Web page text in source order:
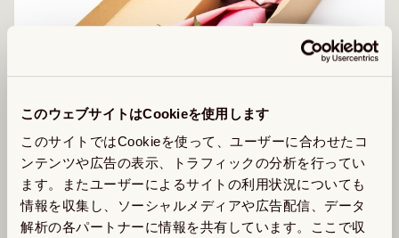
このウェブサイトはCookieを使用します
このサイトではCookieを使って、ユーザーに合わせたコ
ンテンツや広告の表示、トラフィックの分析を行ってい
ます。またユーザーによるサイトの利用状況についても
情報を収集し、ソーシャルメディアや広告配信、データ
解析の各パートナーに情報を共有しています。ここで収